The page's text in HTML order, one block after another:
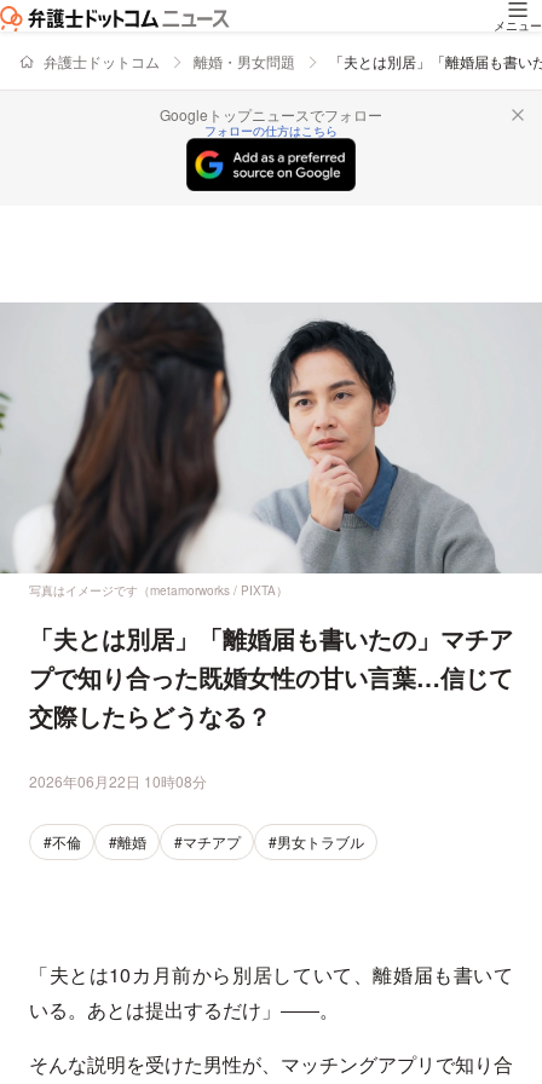
メニュー
弁護士ドットコム 離婚・男女問題 「夫とは別居」「離婚届も書
Googleトップニュースでフォロー
フォローの仕方はこちら
写真はイメージです（metamorworks / PIXTA）
「夫とは別居」「離婚届も書いたの」マチア
プで知り合った既婚女性の甘い言葉…信じて
交際したらどうなる？
2026年06月22日 10時08分
#不倫 #離婚 #マチアプ #男女トラブル
「夫とは10カ月前から別居していて、離婚届も書いて
いる。あとは提出するだけ」――。
そんな説明を受けた男性が、マッチングアプリで知り合